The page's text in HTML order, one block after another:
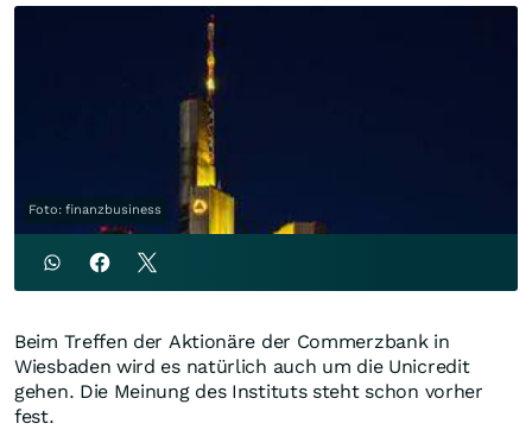
Foto: finanzbusiness
Beim Treffen der Aktionäre der Commerzbank in
Wiesbaden wird es natürlich auch um die Unicredit
gehen. Die Meinung des Instituts steht schon vorher
fest.